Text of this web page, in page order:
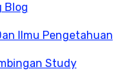
Blog
Ilmu Pengetahuan
Study